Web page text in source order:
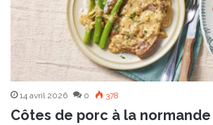
14 avril 2026 0 378
Côtes de porc à la